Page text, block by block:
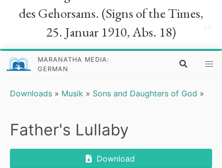
des Gehorsams. (Signs of the Times,
25. Januar 1910, Abs. 18)
MARANATHA MEDIA:
GERMAN
Downloads » Musik » Sons and Daughters of God »
Father's Lullaby
Download